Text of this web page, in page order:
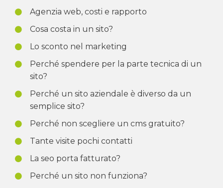
Agenzia web, costi e rapporto
Cosa costa in un sito?
Lo sconto nel marketing
Perché spendere per la parte tecnica di un
sito?
Perché un sito aziendale è diverso da un
semplice sito?
Perché non scegliere un cms gratuito?
Tante visite pochi contatti
La seo porta fatturato?
Perché un sito non funziona?